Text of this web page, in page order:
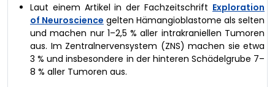
Laut einem Artikel in der Fachzeitschrift Exploration
of Neuroscience gelten Hämangioblastome als selten
und machen nur 1–2,5 % aller intrakraniellen Tumoren
aus. Im Zentralnervensystem (ZNS) machen sie etwa
3 % und insbesondere in der hinteren Schädelgrube 7–
8 % aller Tumoren aus.